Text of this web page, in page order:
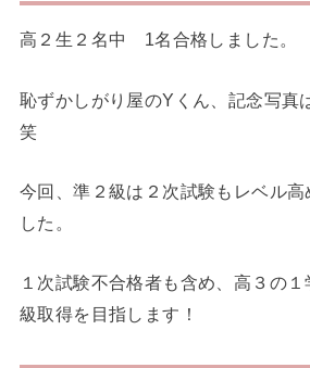
高２生２名中 1名合格しました。
恥ずかしがり屋のYくん、記念写真
笑
今回、準２級は２次試験もレベル高
した。
１次試験不合格者も含め、高３の
級取得を目指します！